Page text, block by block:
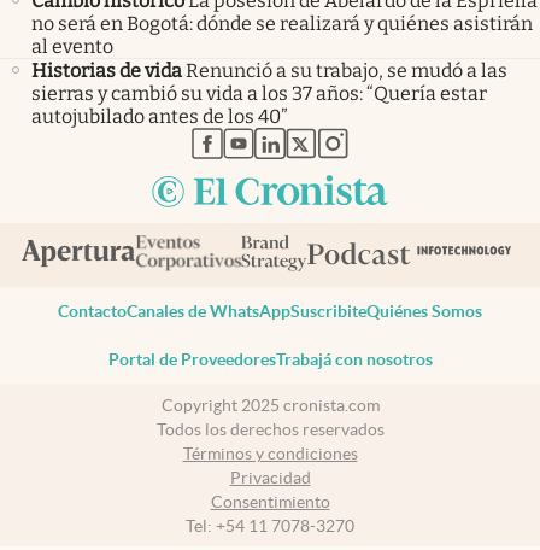
no será en Bogotá: dónde se realizará y quiénes asistirán
al evento
Historias de vidaRenunció a su trabajo, se mudó a las
sierras y cambió su vida a los 37 años: “Quería estar
autojubilado antes de los 40”
abre en nueva pestaña
abre en nueva pestaña
abre en nueva pestaña
abre en nueva pestaña
abre en nueva pestaña
ContactoCanales de WhatsAppSuscribiteQuiénes Somos
Portal de ProveedoresTrabajá con nosotros
Copyright 2025 cronista.com
Todos los derechos reservados
Términos y condiciones
Privacidad
Consentimiento
Tel: +54 11 7078-3270